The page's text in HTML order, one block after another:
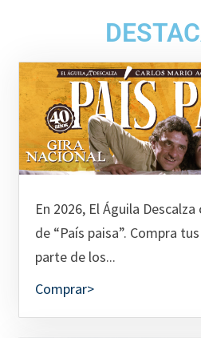
En 2026, El Águila
de “País paisa”. Compra
parte de los...
Comprar>